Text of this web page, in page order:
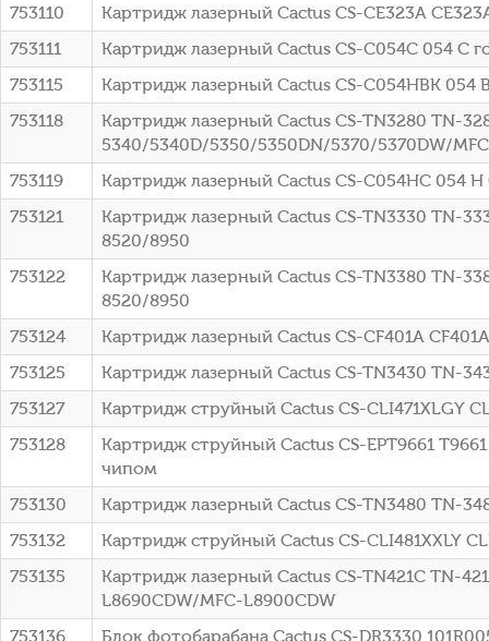
753110
Картридж лазерный Cactus CS-CE323A
753111
Картридж лазерный Cactus CS-C054C 054 C
753115
Картридж лазерный Cactus CS-C054HBK 054
753118
Картридж лазерный Cactus CS-TN3280 TN-
5340/5340D/5350/5350DN/5370/5370DW/
753119
Картридж лазерный Cactus CS-C054HC 054
753121
Картридж лазерный Cactus CS-TN3330 TN-
8520/8950
753122
Картридж лазерный Cactus CS-TN3380 TN-
8520/8950
753124
Картридж лазерный Cactus CS-CF401A
753125
Картридж лазерный Cactus CS-TN3430 TN-
753127
Картридж струйный Cactus CS-CLI471XLGY
753128
Картридж струйный Cactus CS-EPT9661
чипом
753130
Картридж лазерный Cactus CS-TN3480 TN-
753132
Картридж струйный Cactus CS-CLI481XXLY
753135
Картридж лазерный Cactus CS-TN421C TN-
L8690CDW/MFC-L8900CDW
753136
Блок фотобарабана Cactus CS-DR3330